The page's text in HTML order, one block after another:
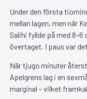
Under den första
mellan lagen, men när
Salihi fyllde på med
övertaget. I paus var
När tjugo minuter
Apelgrens lag i en
marginal – vilket